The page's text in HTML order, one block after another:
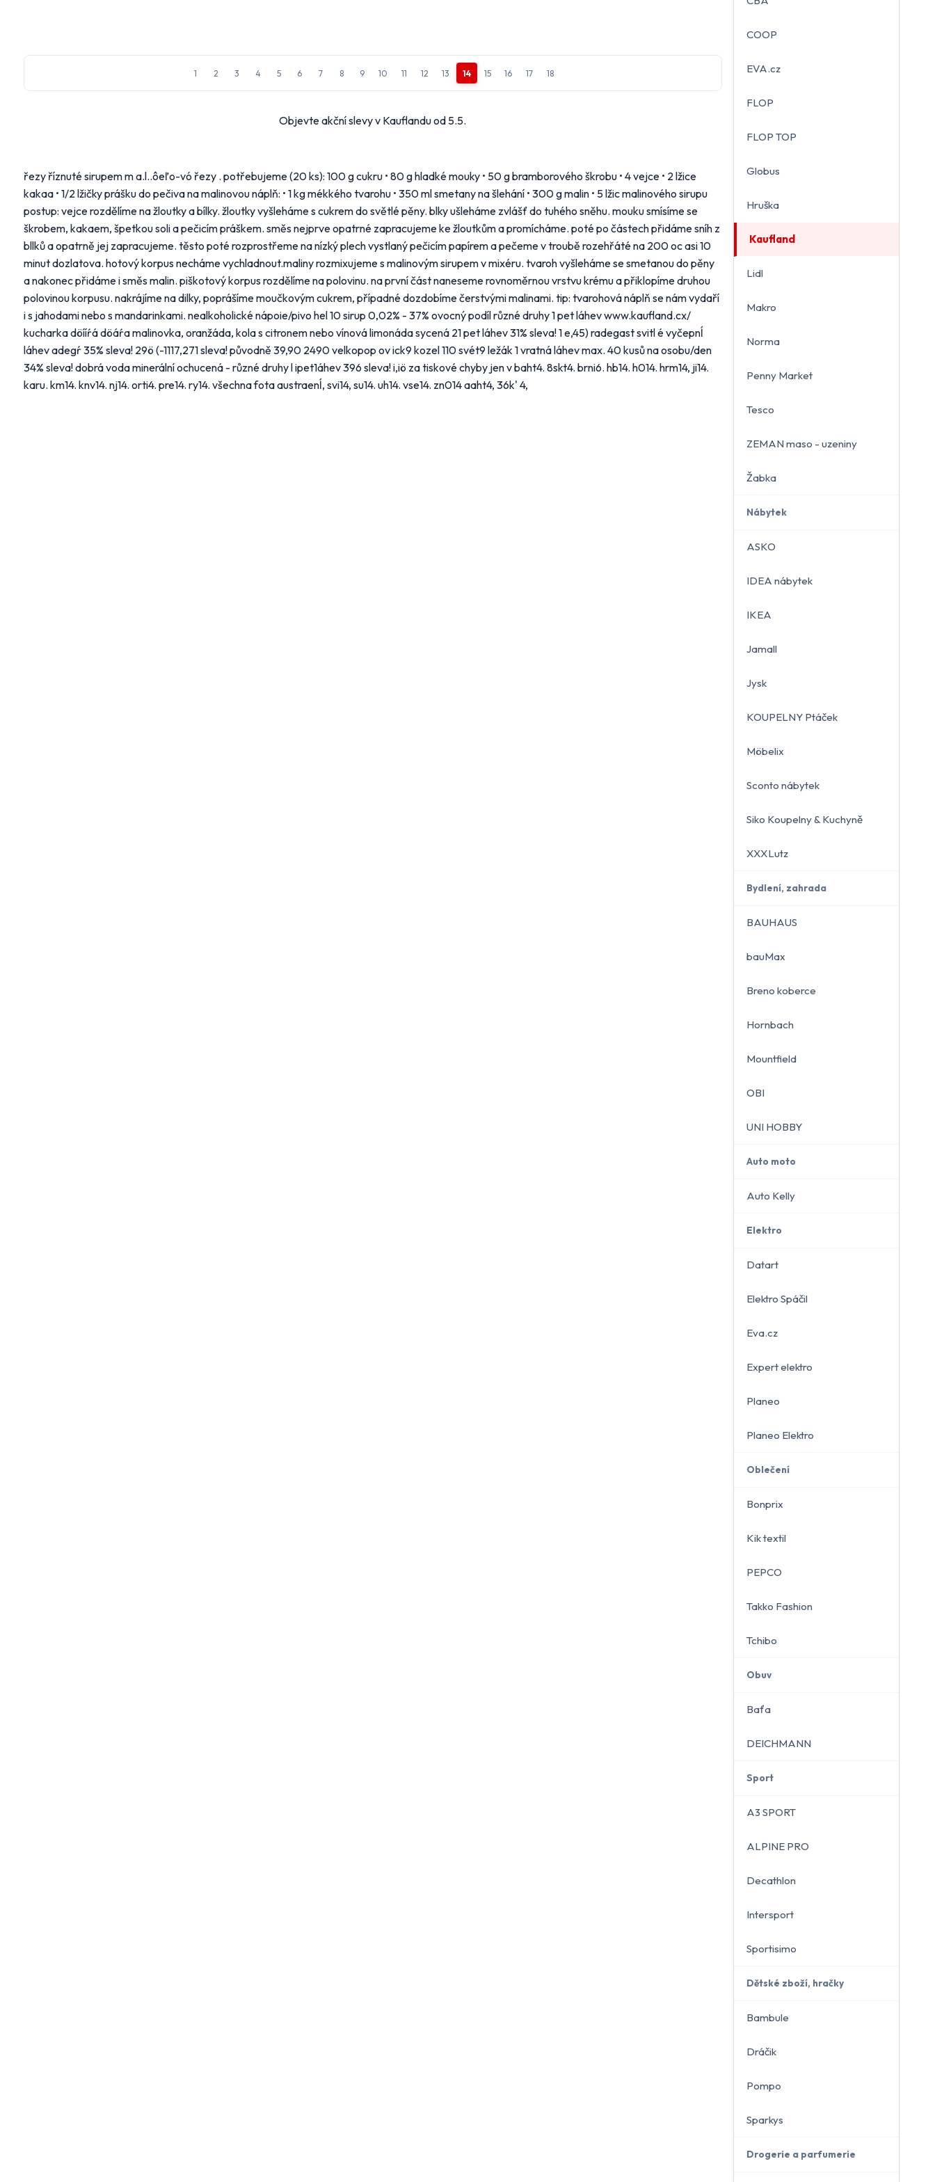
1 2 3 4 5 6 7 8 9 10 11 12 13 14 15 16 17 18
Objevte akční slevy v Kauflandu od 5.5.
řezy říznuté sirupem m a.l..ôeľo-vó řezy . potřebujeme (20 ks): 100 g cukru • 80 g hladké mouky • 50 g bramborového škrobu • 4 vejce • 2 lžice
kakaa • 1/2 lžičky prášku do pečiva na malinovou náplň: • 1 kg mékkého tvarohu • 350 ml smetany na šlehání • 300 g malin • 5 lžic malinového sirupu
postup: vejce rozdělíme na žloutky a bílky. žloutky vyšleháme s cukrem do světlé pěny. blky ušleháme zvlášť do tuhého sněhu. mouku smísíme se
škrobem, kakaem, špetkou soli a pečicím práškem. směs nejprve opatrné zapracujeme ke žloutkům a promícháme. poté po částech přidáme sníh z
bllků a opatrně jej zapracujeme. těsto poté rozprostřeme na nízký plech vystlaný pečicím papírem a pečeme v troubě rozehřáté na 200 oc asi 10
minut dozlatova. hotový korpus necháme vychladnout.maliny rozmixujeme s malinovým sirupem v mixéru. tvaroh vyšleháme se smetanou do pěny
a nakonec přidáme i směs malin. piškotový korpus rozdělíme na polovinu. na první část naneseme rovnoměrnou vrstvu krému a přiklopíme druhou
polovinou korpusu. nakrájíme na dilky, poprášíme moučkovým cukrem, případné dozdobíme čerstvými malinami. tip: tvarohová náplň se nám vydaří
i s jahodami nebo s mandarinkami. nealkoholické nápoie/pivo hel 10 sirup 0,02% - 37% ovocný podíl různé druhy 1 pet láhev www.kaufland.cx/
kucharka döííŕá döáŕa malinovka, oranžáda, kola s citronem nebo vínová limonáda sycená 21 pet láhev 31% sleva! 1 e,45) radegast svitl é vyčepnĺ
láhev adegŕ 35% sleva! 29ö (-1117,271 sleva! původně 39,90 2490 velkopop ov ick9 kozel 110 svét9 ležák 1 vratná láhev max. 40 kusů na osobu/den
34% sleva! dobrá voda minerální ochucená - různé druhy l ipet1áhev 396 sleva! i,iö za tiskové chyby jen v baht4. 8skt4. brni6. hb14. h014. hrm14, ji14.
karu. km14. knv14. nj14. orti4. pre14. ry14. všechna fota austraenĺ, svi14, su14. uh14. vse14. zn014 aaht4, 36k' 4,
COOP
EVA.cz
FLOP
FLOP TOP
Globus
Hruška
Kaufland
Lidl
Makro
Norma
Penny Market
Tesco
ZEMAN maso - uzeniny
Žabka
Nábytek
ASKO
IDEA nábytek
IKEA
Jamall
Jysk
KOUPELNY Ptáček
Möbelix
Sconto nábytek
Siko Koupelny & Kuchyně
XXXLutz
Bydlení, zahrada
BAUHAUS
bauMax
Breno koberce
Hornbach
Mountfield
OBI
UNI HOBBY
Auto moto
Auto Kelly
Elektro
Datart
Elektro Spáčil
Eva.cz
Expert elektro
Planeo
Planeo Elektro
Oblečení
Bonprix
Kik textil
PEPCO
Takko Fashion
Tchibo
Obuv
Baťa
DEICHMANN
Sport
A3 SPORT
ALPINE PRO
Decathlon
Intersport
Sportisimo
Dětské zboží, hračky
Bambule
Dráčik
Pompo
Sparkys
Drogerie a parfumerie